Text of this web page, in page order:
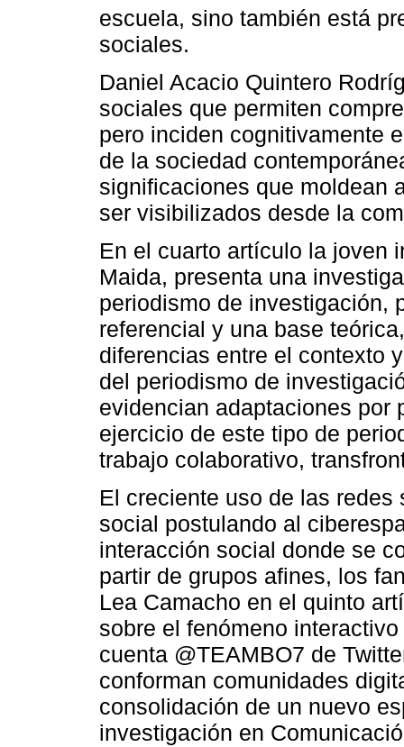
escuela, sino también está
sociales.
Daniel Acacio Quintero
sociales que permiten
pero inciden cognitivamente
de la sociedad
significaciones que moldean
ser visibilizados desde la
En el cuarto artículo la joven
Maida, presenta una
periodismo de investigación,
referencial y una base
diferencias entre el contexto
del periodismo de
evidencian adaptaciones por
ejercicio de este tipo de
trabajo colaborativo,
El creciente uso de las
social postulando al
interacción social donde se
partir de grupos afines, los
Lea Camacho en el quinto
sobre el fenómeno
cuenta @TEAMBO7 de
conforman comunidades
consolidación de un nuevo
investigación en